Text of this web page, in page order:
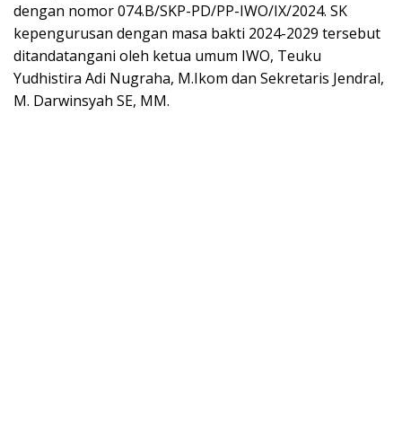
dengan nomor 074.B/SKP-PD/PP-IWO/IX/2024. SK
kepengurusan dengan masa bakti 2024-2029 tersebut
ditandatangani oleh ketua umum IWO, Teuku
Yudhistira Adi Nugraha, M.Ikom dan Sekretaris Jendral,
M. Darwinsyah SE, MM.